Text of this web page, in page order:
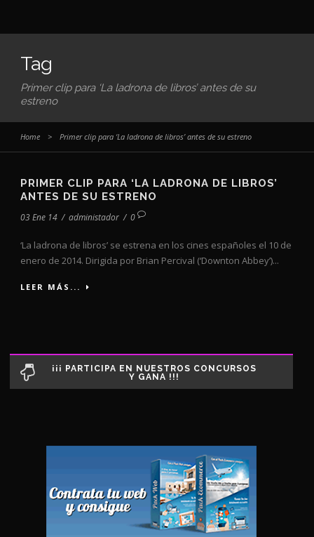
Tag
Primer clip para ‘La ladrona de libros’ antes de su
estreno
Home > Primer clip para ‘La ladrona de libros’ antes de su estreno
PRIMER CLIP PARA ‘LA LADRONA DE LIBROS’
ANTES DE SU ESTRENO
03 Ene 14 / administador / 0
‘La ladrona de libros’ se estrena en los cines españoles el 10 de
enero de 2014. Dirigida por Brian Percival (‘Downton Abbey’)...
LEER MÁS...
¡¡¡ PARTICIPA EN NUESTROS CONCURSOS
Y GANA !!!